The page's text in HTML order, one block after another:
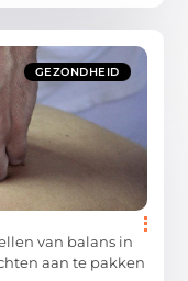
GEZONDHEID
van balans in
aan te pakken